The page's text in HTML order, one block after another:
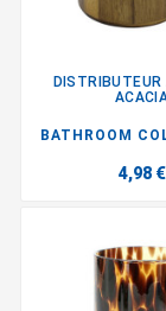
DISTRIBUTEUR
BATHROOM
4,98 €